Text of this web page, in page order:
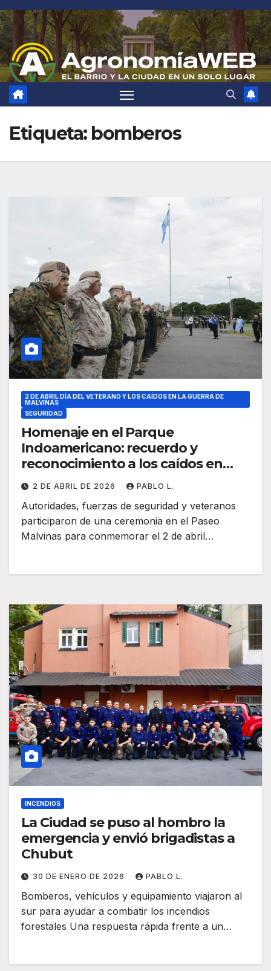
Saltar
al
contenido
Etiqueta: bomberos
2 DE ABRIL DÍA DEL VETERANO Y LOS CAÍDOS EN LA GUERRA DE
MALVINAS
SEGURIDAD
Homenaje en el Parque
Indoamericano: recuerdo y
reconocimiento a los caídos en
Malvinas
2 DE ABRIL DE 2026 PABLO L.
Autoridades, fuerzas de seguridad y veteranos
participaron de una ceremonia en el Paseo
Malvinas para conmemorar el 2 de abril…
INCENDIOS
La Ciudad se puso al hombro la
emergencia y envió brigadistas a
Chubut
30 DE ENERO DE 2026 PABLO L.
Bomberos, vehículos y equipamiento viajaron al
sur para ayudar a combatir los incendios
forestales Una respuesta rápida frente a un…